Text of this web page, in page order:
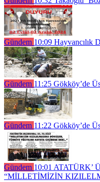
Gündem 10:09 Hayvancılık
Gündem 11:25 Gökköy’de
Gündem 11:22 Gökköy’de
Gündem 10:01 ATATÜRK’
“MİLLETİMİZİN